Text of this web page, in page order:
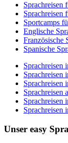
Sprachreisen
Sprachreisen
Sportcamps
Englische
Französische
Spanische
Sprachreisen
Sprachreisen
Sprachreisen
Sprachreisen
Sprachreisen
Sprachreisen
Unser easy